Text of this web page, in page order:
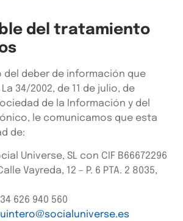
del tratamiento
del deber de información que
34/2002, de 11 de julio, de
de la Información y del
le comunicamos que esta
de:
Universe, SL con CIF B66672296
Vayreda, 12 – P. 6 PTA. 2 8035,
626 940 560